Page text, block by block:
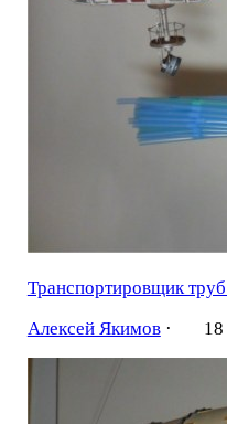
Транспортировщик
Алексей Якимов· 18